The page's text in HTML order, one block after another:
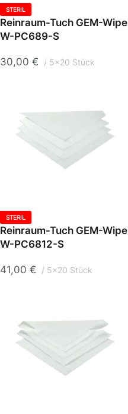
STERIL
Reinraum-Tuch GEM-Wipe
W-PC689-S
30,00 € 5x20 Stück
STERIL
Reinraum-Tuch GEM-Wipe
W-PC6812-S
41,00 € 5x20 Stück